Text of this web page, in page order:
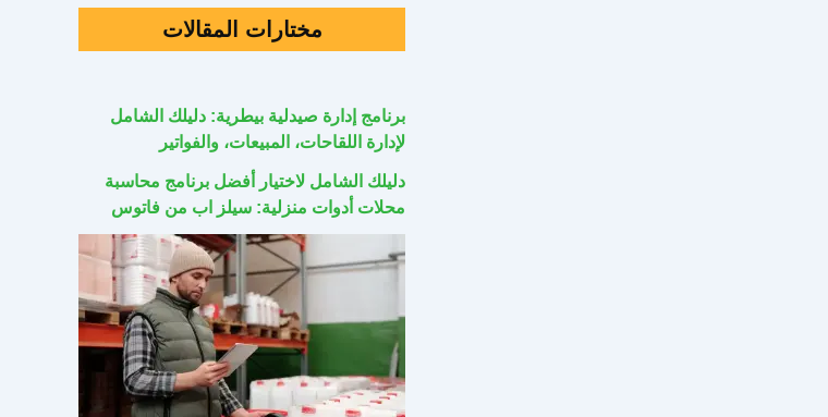
مختارات المقالات
برنامج إدارة صيدلية بيطرية: دليلك الشامل
لإدارة اللقاحات، المبيعات، والفواتير
دليلك الشامل لاختيار أفضل برنامج محاسبة
محلات أدوات منزلية: سيلز اب من فاتوس